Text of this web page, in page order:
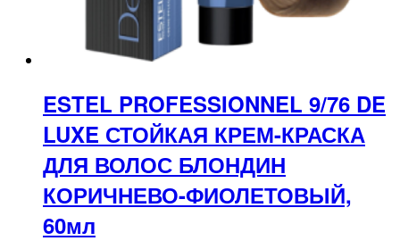
ESTEL PROFESSIONNEL 9/76 DE
LUXE СТОЙКАЯ КРЕМ-КРАСКА
ДЛЯ ВОЛОС БЛОНДИН
КОРИЧНЕВО-ФИОЛЕТОВЫЙ,
60мл